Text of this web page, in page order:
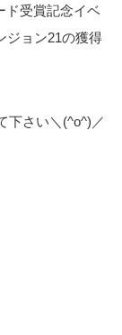
ド受賞記念イベ
ジョン21の獲得
下さい＼(^o^)／